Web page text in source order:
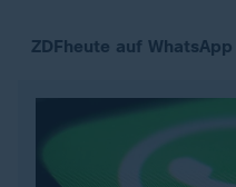
ZDFheute auf WhatsApp